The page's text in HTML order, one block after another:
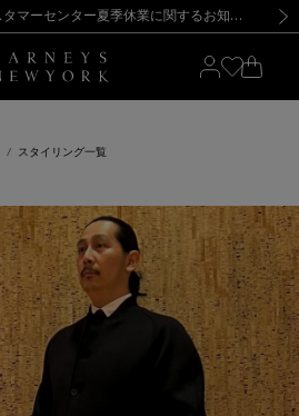
新規登録のお客様も対象！＜MY BARNEYS＞会員のお客様は11,000円（税込）以上のお買上げで常時送料無料！お買い物の際は会員登録を！
荷一時停止のお知らせ】(2026.8.7) 【オンラインストア カスタマーセンター夏季休業に関するお知らせ】（2026.8.7）
【夏季休業に伴う返品・交換承り一時停止のお知らせ】（2026.8.5）
の影響によるお荷物のお届けについて
SALEのご案内・ご注意事項 新規登録のお客様も対象！＜MY BARNEYS＞会員のお客様は11,000円（税込）以上のお買上げで常時送料無料！お買い物の際は会員登録を！
荷一時停止のお知らせ】(2026.8.7)
スタイリング一覧